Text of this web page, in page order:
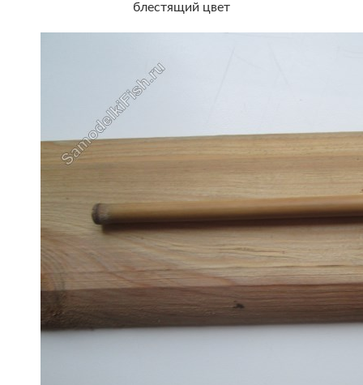
блестящий цвет